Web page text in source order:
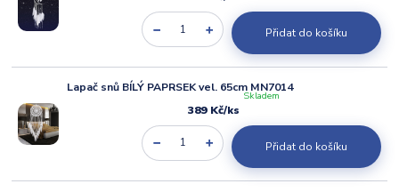
Přidat do košíku
Lapač snů BÍLÝ PAPRSEK vel. 65cm MN7014
389 Kč/ks
Skladem
Přidat do košíku